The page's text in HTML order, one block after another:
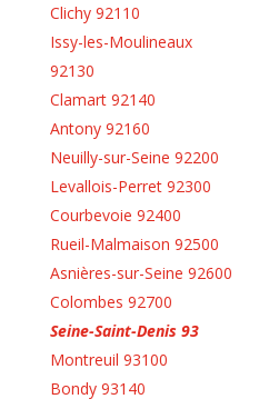
Clichy 92110
Issy-les-Moulineaux
92130
Clamart 92140
Antony 92160
Neuilly-sur-Seine 92200
Levallois-Perret 92300
Courbevoie 92400
Rueil-Malmaison 92500
Asnières-sur-Seine 92600
Colombes 92700
Seine-Saint-Denis 93
Montreuil 93100
Bondy 93140